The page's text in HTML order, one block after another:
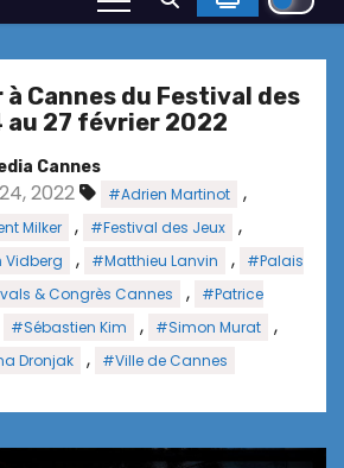
Cannes du Festival des
au 27 février 2022
Cannes
2022 #Adrien Martinot ,
Milker , #Festival des Jeux ,
Vidberg , #Matthieu Lanvin ,
#Palais
& Congrès Cannes
,
#Patrice
#Sébastien Kim , #Simon Murat ,
Dronjak , #Ville de Cannes